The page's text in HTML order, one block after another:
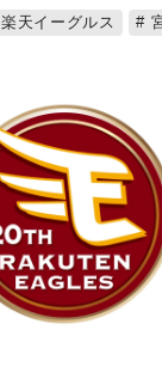
楽天イーグルス